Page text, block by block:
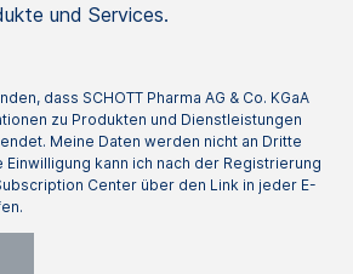
und Services.
dass SCHOTT Pharma AG & Co. KGaA
zu Produkten und Dienstleistungen
Meine Daten werden nicht an Dritte
kann ich nach der Registrierung
Center über den Link in jeder E-